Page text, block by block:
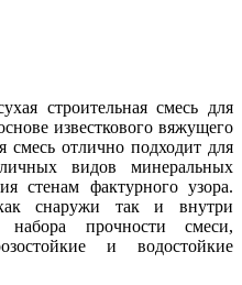
строительная смесь для
известкового вяжущего
смесь отлично подходит для
видов минеральных
стенам фактурного узора.
снаружи так и внутри
прочности смеси,
и водостойкие